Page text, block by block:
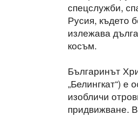
спецслужби,
Русия, където
излежава
косъм.
Българинът
„Белингкат“) е
изобличи
придвижване.